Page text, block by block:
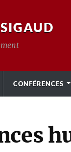
CONFÉRENCES